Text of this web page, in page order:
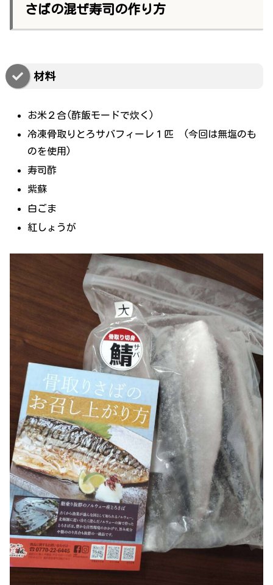
さばの混ぜ寿司の作り方
材料
お米２合(酢飯モードで炊く)
冷凍骨取りとろサバフィーレ１匹 (今回は無塩のも
のを使用)
寿司酢
紫蘇
白ごま
紅しょうが